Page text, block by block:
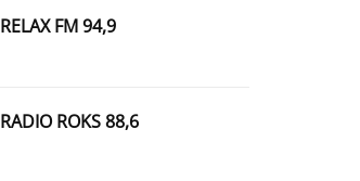
RELAX FM 94,9
RADIO ROKS 88,6